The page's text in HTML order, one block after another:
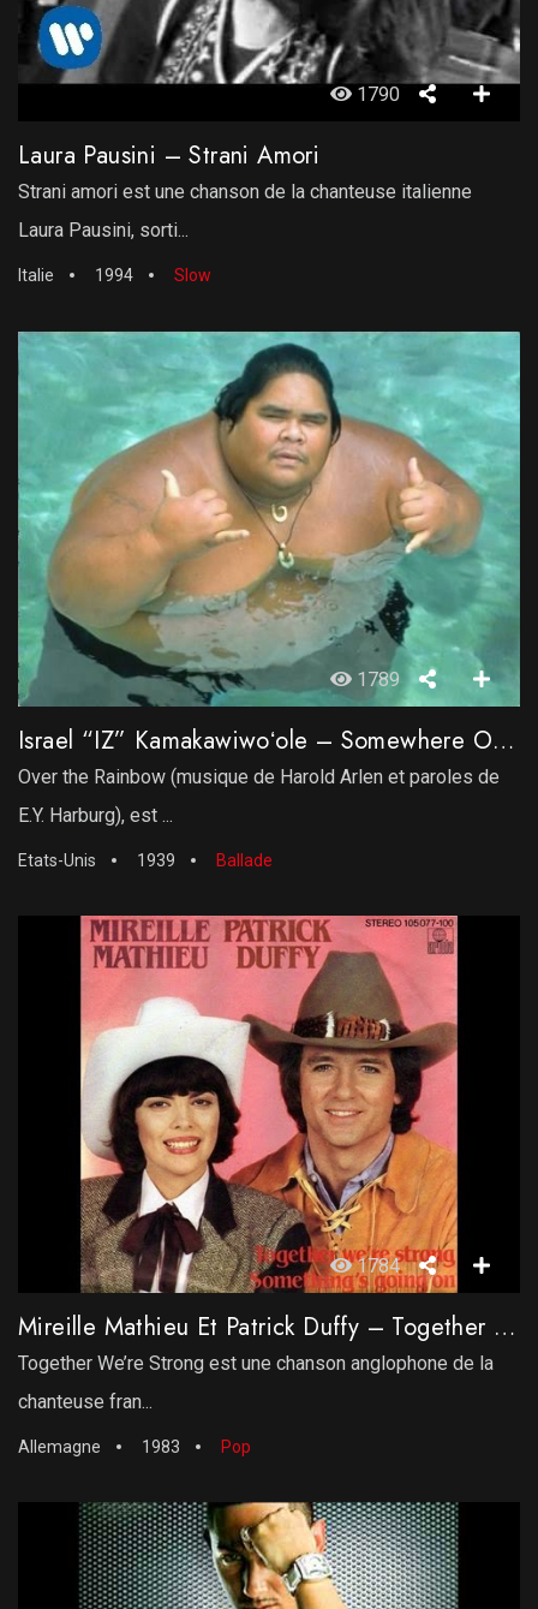
1790
Laura Pausini – Strani Amori
Strani amori est une chanson de la chanteuse italienne
Laura Pausini, sorti...
Italie 1994 Slow
1789
Israel “IZ” Kamakawiwoʻole – Somewhere Over The Rainbow
Over the Rainbow (musique de Harold Arlen et paroles de
E.Y. Harburg), est ...
Etats-Unis 1939 Ballade
1784
Mireille Mathieu Et Patrick Duffy – Together We’re Strong
Together We’re Strong est une chanson anglophone de la
chanteuse fran...
Allemagne 1983 Pop